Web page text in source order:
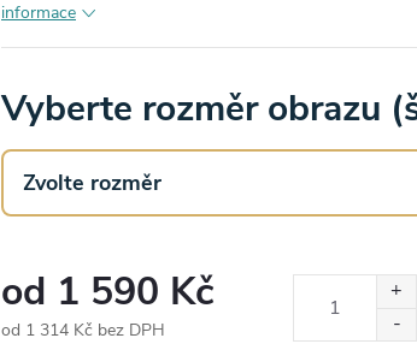
informace
Vyberte rozměr obrazu
od 1 590 Kč
od 1 314 Kč bez DPH